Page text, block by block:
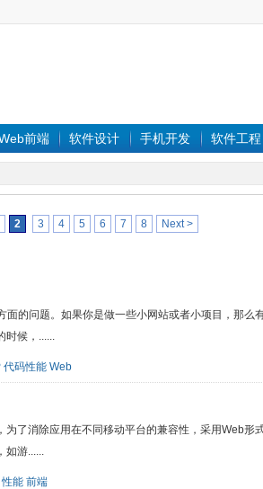
前端 软件设计 手机开发 软件工程
2 3 4 5 6 7 8 Next >
的问题。如果你是做一些小网站或者小项目，那么
时候，......
代码性能 Web
了消除应用在不同移动平台的兼容性，采用Web形
如游......
性能 前端